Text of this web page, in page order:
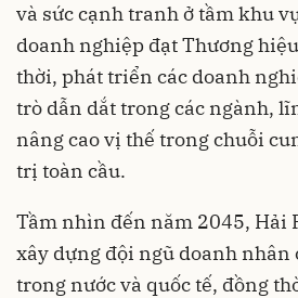
và sức cạnh tranh ở tầm khu
doanh nghiệp đạt Thương
thời, phát triển các doanh
trò dẫn dắt trong các ngành,
nâng cao vị thế trong chuỗi
trị toàn cầu.
Tầm nhìn đến năm 2045, Hải
xây dựng đội ngũ doanh nhân
trong nước và quốc tế, đồng